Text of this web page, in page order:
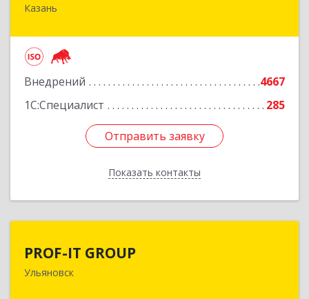
Казань
Внедрений
4667
1С:Специалист
285
Отправить заявку
Показать контакты
420088, Татарстан Респ, Казань г, Победы пр-
Отправить заявку
Назад
PROF-IT GROUP
Ульяновск
432071, Ульяновская обл, Ульяновск г, Марата